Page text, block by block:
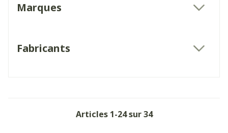
Marques
Fabricants
Articles 1-24sur34